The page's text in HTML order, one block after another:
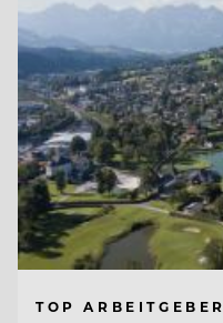
TOP ARBEITGEBER